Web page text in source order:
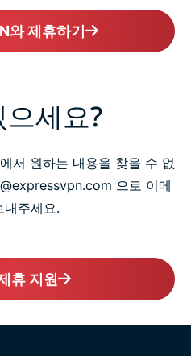
와 제휴하기
세요?
서 원하는 내용을 찾을 수 없
으로 이메
내주세요.
휴 지원